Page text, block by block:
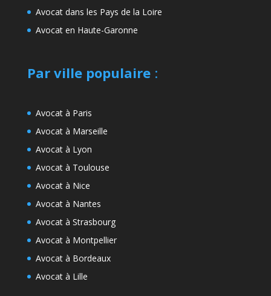
Avocat dans les Pays de la Loire
Avocat en Haute-Garonne
Par ville populaire:
Avocat à Paris
Avocat à Marseille
Avocat à Lyon
Avocat à Toulouse
Avocat à Nice
Avocat à Nantes
Avocat à Strasbourg
Avocat à Montpellier
Avocat à Bordeaux
Avocat à Lille